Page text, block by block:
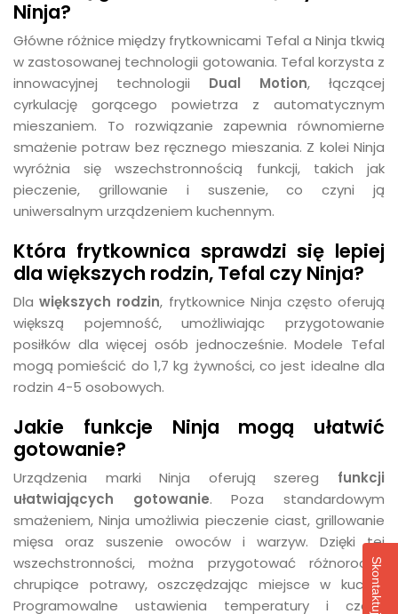
Ninja?
Główne różnice między frytkownicami Tefal a Ninja tkwią
w zastosowanej technologii gotowania. Tefal korzysta z
innowacyjnej technologii Dual Motion, łączącej
cyrkulację gorącego powietrza z automatycznym
mieszaniem. To rozwiązanie zapewnia równomierne
smażenie potraw bez ręcznego mieszania. Z kolei Ninja
wyróżnia się wszechstronnością funkcji, takich jak
pieczenie, grillowanie i suszenie, co czyni ją
uniwersalnym urządzeniem kuchennym.
Która frytkownica sprawdzi się lepiej
dla większych rodzin, Tefal czy Ninja?
Dlawiększych rodzin, frytkownice Ninja często oferują
większą pojemność, umożliwiając przygotowanie
posiłków dla więcej osób jednocześnie. Modele Tefal
mogą pomieścić do 1,7 kg żywności, co jest idealne dla
rodzin 4-5 osobowych.
Jakie funkcje Ninja mogą ułatwić
gotowanie?
Urządzenia marki Ninja oferują szereg funkcji
ułatwiających gotowanie. Poza standardowym
smażeniem, Ninja umożliwia pieczenie ciast, grillowanie
mięsa oraz suszenie owoców i warzyw. Dzięki tej
wszechstronności, można przygotować różnorodne
chrupiące potrawy, oszczędzając miejsce w kuchni.
Programowalne ustawienia temperatury i czasu